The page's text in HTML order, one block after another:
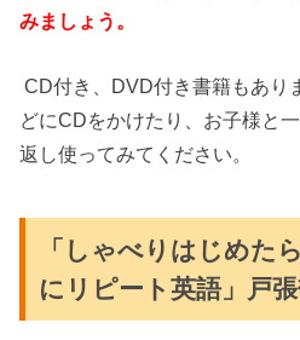
みましょう。
CD付き、DVD付き書籍もあり
どにCDをかけたり、お子様と
返し使ってみてください。
「しゃべりはじめた
にリピート英語」戸